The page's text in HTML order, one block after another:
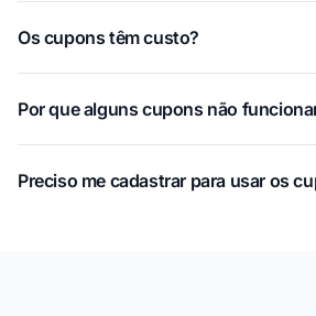
Os cupons têm custo?
Por que alguns cupons não
Preciso me cadastrar para usar os